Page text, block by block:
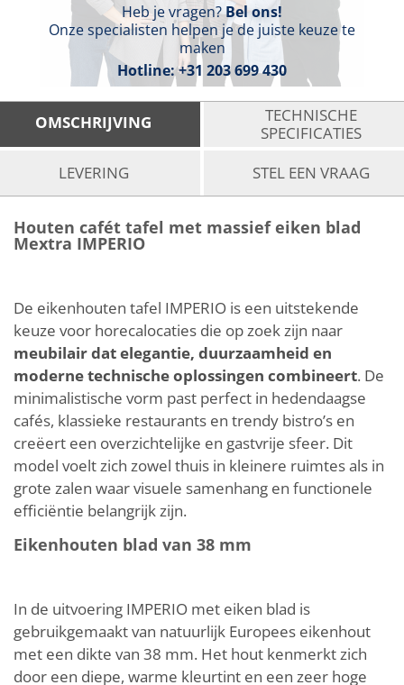
Heb je vragen?Bel ons!
Onze specialisten helpen je de juiste keuze te
maken
Hotline:+31 203 699 430
OMSCHRIJVING
TECHNISCHE
SPECIFICATIES
LEVERING
STEL EEN VRAAG
Houten cafét tafel met massief eiken blad
Mextra IMPERIO
De eikenhouten tafel IMPERIO is een uitstekende
keuze voor horecalocaties die op zoek zijn naar
meubilair dat elegantie, duurzaamheid en
moderne technische oplossingen combineert. De
minimalistische vorm past perfect in hedendaagse
cafés, klassieke restaurants en trendy bistro’s en
creëert een overzichtelijke en gastvrije sfeer. Dit
model voelt zich zowel thuis in kleinere ruimtes als in
grote zalen waar visuele samenhang en functionele
efficiëntie belangrijk zijn.
Eikenhouten blad van 38 mm
In de uitvoering IMPERIO met eiken blad is
gebruikgemaakt van natuurlijk Europees eikenhout
met een dikte van 38 mm. Het hout kenmerkt zich
door een diepe, warme kleurtint en een zeer hoge